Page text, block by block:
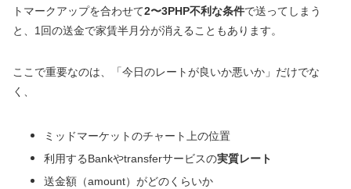
トマークアップを合わせて2〜3PHP不利な条件で送ってしまう
と、1回の送金で家賃半月分が消えることもあります。
ここで重要なのは、「今日のレートが良いか悪いか」だけでな
く、
ミッドマーケットのチャート上の位置
利用するBankやtransferサービスの実質レート
送金額（amount）がどのくらいか